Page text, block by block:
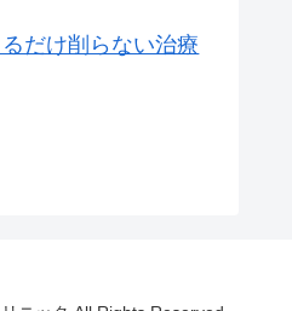
だけ削らない治療